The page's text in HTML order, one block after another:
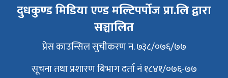
दुधकुण्ड मिडिया एण्ड मल्टिपर्पोज प्रा.लि द्वारा
सञ्चालित
प्रेस काउन्सिल सुचीकरण न. ७३८/०७६/७७
सूचना तथा प्रशारण बिभाग दर्ता नं १८४१/०७६-७७